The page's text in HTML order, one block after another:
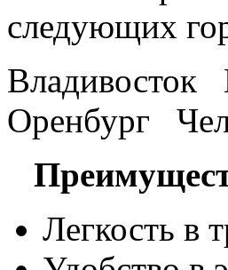
следующих
Оренбург
Легкость в